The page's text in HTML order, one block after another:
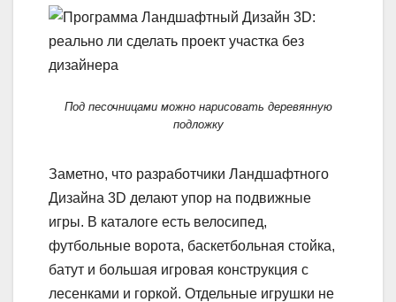
Под песочницами можно нарисовать деревянную
подложку
Заметно, что разработчики Ландшафтного
Дизайна 3D делают упор на подвижные
игры. В каталоге есть велосипед,
футбольные ворота, баскетбольная стойка,
батут и большая игровая конструкция с
лесенками и горкой. Отдельные игрушки не